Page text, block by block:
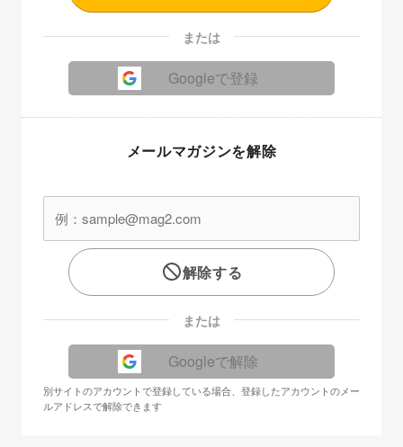
または
Googleで登録
メールマガジンを解除
解除する
または
Googleで解除
別サイトのアカウントで登録している場合、登録したアカウントのメー
ルアドレスで解除できます